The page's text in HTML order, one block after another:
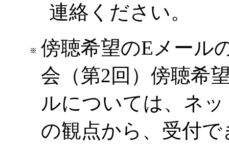
連絡ください。
傍聴希望のEメール
会（第2回）傍聴希
ルについては、ネ
の観点から、受付